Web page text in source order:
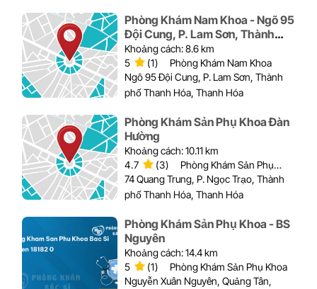
Phòng Khám Nam Khoa - Ngõ 95
Đội Cung, P. Lam Sơn, Thành
phố Thanh Hóa
Khoảng cách: 8.6 km
5
(1)
Phòng Khám Nam Khoa
Ngõ 95 Đội Cung, P. Lam Sơn, Thành
phố Thanh Hóa, Thanh Hóa
Phòng Khám Sản Phụ Khoa Đàn
Hường
Khoảng cách: 10.11 km
4.7
(3)
Phòng Khám Sản Phụ
Khoa
74 Quang Trung, P. Ngọc Trạo, Thành
phố Thanh Hóa, Thanh Hóa
Phòng Khám Sản Phụ Khoa - BS
Nguyên
Khoảng cách: 14.4 km
5
(1)
Phòng Khám Sản Phụ Khoa
Nguyễn Xuân Nguyên, Quảng Tân,